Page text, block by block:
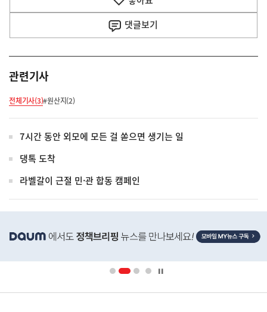
댓글보기
관련기사
전체기사(3)#원산지(2)
7시간 동안 외모에 모든 걸 쏟으면 생기는 일
댕톡 도착
라벨갈이 근절 민·관 합동 캠페인
단
영